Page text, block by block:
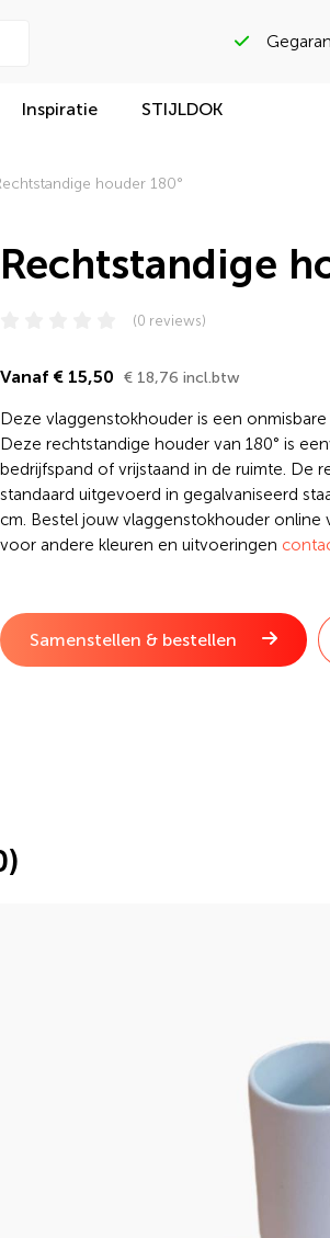
Inspiratie STIJLDOK
houder 180°
Rechtstandige
(0 reviews)
Vanaf € 15,50 € 18,76 incl.btw
Deze vlaggenstokhouder is een
Deze rechtstandige houder van 180° is
bedrijfspand of vrijstaand in de ruimte. De
standaard uitgevoerd in gegalvaniseerd
cm. Bestel jouw vlaggenstokhouder online
voor andere kleuren en uitvoeringen
Samenstellen & bestellen